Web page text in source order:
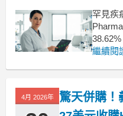
罕見疾
烈漲勢
緒沸騰
萬
繼續閱
4月 2026年
驚天併購！